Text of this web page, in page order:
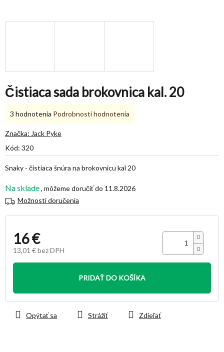
Čistiaca sada brokovnica kal. 20
Kód: 320
Na sklade
11.8.2026
Možnosti doručenia
16 €
13,01 € bez DPH
Jednotková
PRIDAŤ DO KOŠÍKA
Snaky - čistiaca šnúra na brokovnicu kal 20
Opýtať sa Strážiť Zdieľať
Priemerné
produktu
5,0
5
3 hodnotenia Podrobnosti hodnotenia
Značka: Jack Pyke